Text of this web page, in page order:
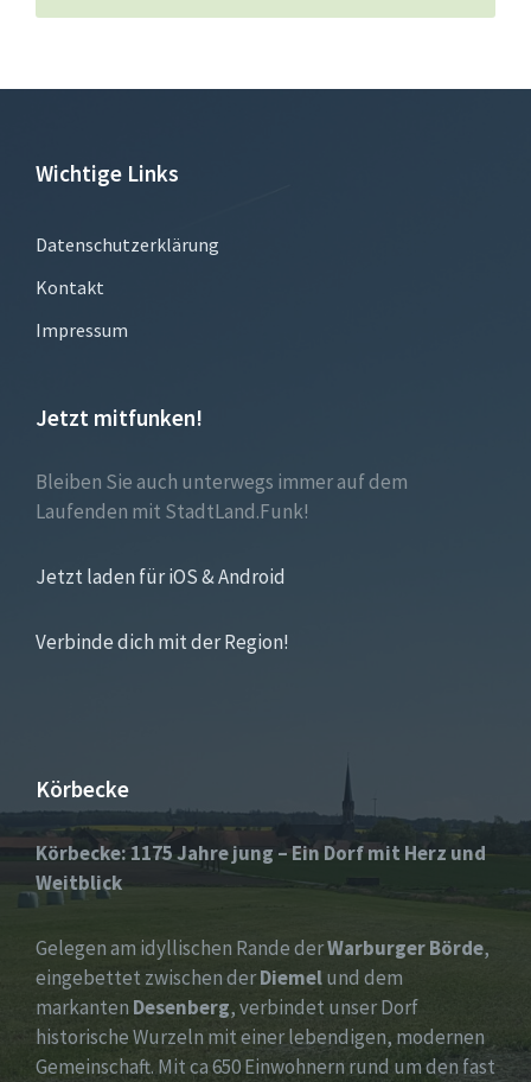
Wichtige Links
Datenschutzerklärung
Kontakt
Impressum
Jetzt mitfunken!
Bleiben Sie auch unterwegs immer auf dem
Laufenden mit StadtLand.Funk!
Jetzt laden für iOS & Android
Verbinde dich mit der Region!
Körbecke
Körbecke: 1175 Jahre jung – Ein Dorf mit Herz und
Weitblick
Gelegen am idyllischen Rande derWarburger Börde,
eingebettet zwischen derDiemelund dem
markanten Desenberg, verbindet unser Dorf
historische Wurzeln mit einer lebendigen, modernen
Gemeinschaft. Mit ca 650 Einwohnern rund um den fast